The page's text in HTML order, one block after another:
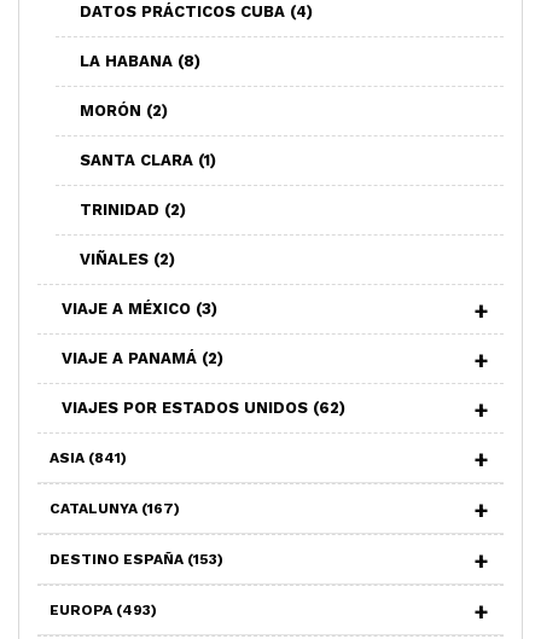
DATOS PRÁCTICOS CUBA (4)
LA HABANA (8)
MORÓN (2)
SANTA CLARA (1)
TRINIDAD (2)
VIÑALES (2)
VIAJE A MÉXICO (3)
VIAJE A PANAMÁ (2)
VIAJES POR ESTADOS UNIDOS (62)
ASIA (841)
CATALUNYA (167)
DESTINO ESPAÑA (153)
EUROPA (493)